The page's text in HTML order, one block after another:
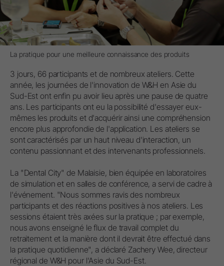
La pratique pour une meilleure connaissance des produits
3 jours, 66 participants et de nombreux ateliers. Cette
année, les journées de l'innovation de W&H en Asie du
Sud-Est ont enfin pu avoir lieu après une pause de quatre
ans. Les participants ont eu la possibilité d'essayer eux-
mêmes les produits et d'acquérir ainsi une compréhension
encore plus approfondie de l'application. Les ateliers se
sont caractérisés par un haut niveau d'interaction, un
contenu passionnant et des intervenants professionnels.
La "Dental City" de Malaisie, bien équipée en laboratoires
de simulation et en salles de conférence, a servi de cadre à
l'événement. "Nous sommes ravis des nombreux
participants et des réactions positives à nos ateliers. Les
sessions étaient très axées sur la pratique ; par exemple,
nous avons enseigné le flux de travail complet du
retraitement et la manière dont il devrait être effectué dans
la pratique quotidienne", a déclaré Zachery Wee, directeur
régional de W&H pour l'Asie du Sud-Est.